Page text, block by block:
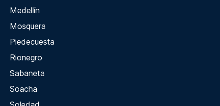
Medellín
Mosquera
Piedecuesta
Rionegro
Sabaneta
Soacha